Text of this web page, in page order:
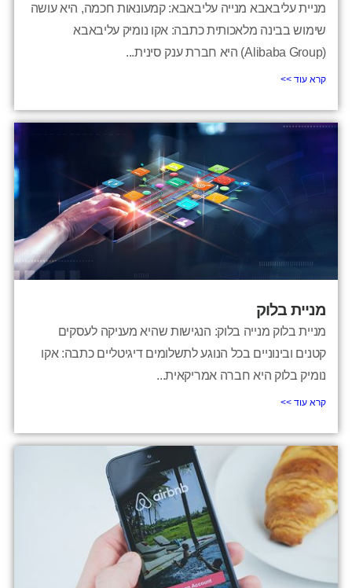
מניית עליבאבא מנייה עליבאבא: קמעונאות חכמה, היא עושה
שימוש בבינה מלאכותית כתבה: אקו נומיק עליבאבא
(Alibaba Group) היא חברת ענק סינית...
קרא עוד >>
מניית בלוק
מניית בלוק מנייה בלוק: הנגישות שהיא מעניקה לעסקים
קטנים ובינוניים בכל הנוגע לתשלומים דיגיטליים כתבה: אקו
נומיק בלוק היא חברה אמריקאית...
קרא עוד >>